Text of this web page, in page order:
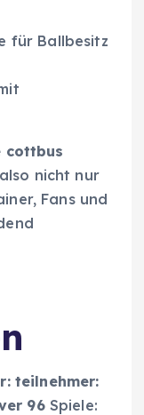
für Ballbesitz
cottbus
nicht nur
Fans und
teilnehmer:
96Spiele: